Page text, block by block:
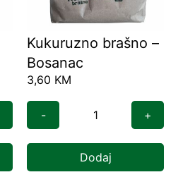
Kukuruzno brašno –
Bosanac
3,60 KM
- +
Dodaj